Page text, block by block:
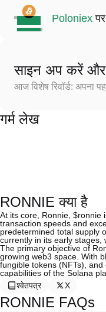
Poloniex
साइन अप करें
आज विशेष रिवॉर्ड: अपना
गर्म लेख
RONNIE क्या है
At its core, Ronnie, $ronnie
transaction speeds and
predetermined total supply
currently in its early stages,
The primary objective of
growing web3 space. With
fungible tokens (NFTs),
capabilities of the Solana
श्वेतपत्र
X
RONNIE FAQs